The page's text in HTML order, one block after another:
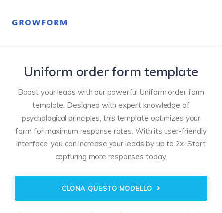
Uniform order form template
Boost your leads with our powerful Uniform order form
template. Designed with expert knowledge of
psychological principles, this template optimizes your
form for maximum response rates. With its user-friendly
interface, you can increase your leads by up to 2x. Start
capturing more responses today.
CLONA QUESTO MODELLO